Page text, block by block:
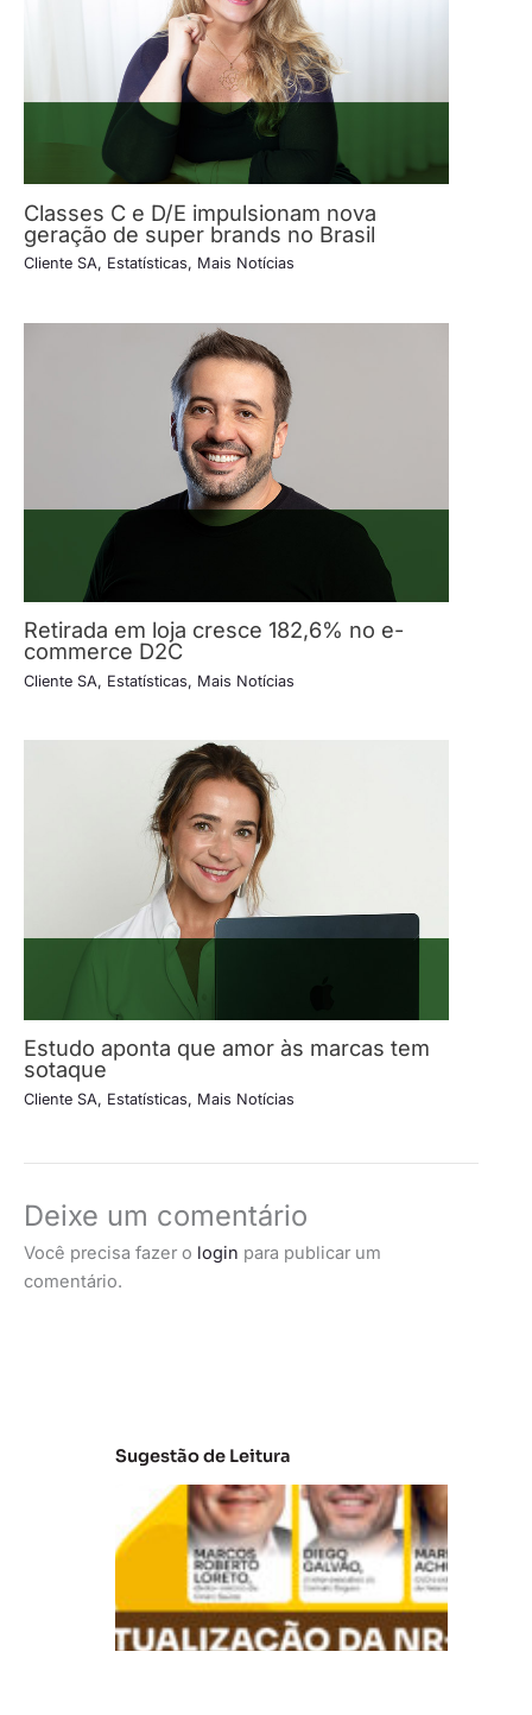
Classes C e D/E impulsionam nova
geração de super brands no Brasil
Cliente SA, Estatísticas, Mais Notícias
Retirada em loja cresce 182,6% no e-
commerce D2C
Cliente SA, Estatísticas, Mais Notícias
Estudo aponta que amor às marcas tem
sotaque
Cliente SA, Estatísticas, Mais Notícias
Deixe um comentário
Você precisa fazer o login para publicar um
comentário.
Sugestão de Leitura